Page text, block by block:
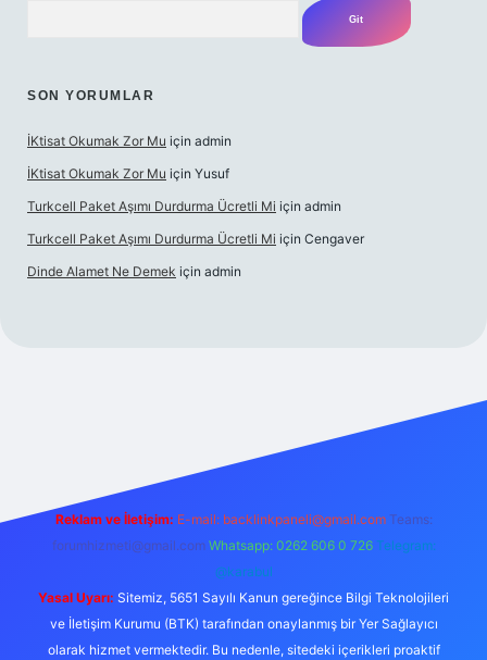
SON YORUMLAR
İKtisat Okumak Zor Mu için admin
İKtisat Okumak Zor Mu için Yusuf
Turkcell Paket Aşımı Durdurma Ücretli Mi için admin
Turkcell Paket Aşımı Durdurma Ücretli Mi için Cengaver
Dinde Alamet Ne Demek için admin
Reklam ve İletişim: E-mail: backlinkpaneli@gmail.com Teams:
forumhizmeti@gmail.com Whatsapp: 0262 606 0 726 Telegram:
@karabul
Yasal Uyarı: Sitemiz, 5651 Sayılı Kanun gereğince Bilgi Teknolojileri
ve İletişim Kurumu (BTK) tarafından onaylanmış bir Yer Sağlayıcı
olarak hizmet vermektedir. Bu nedenle, sitedeki içerikleri proaktif